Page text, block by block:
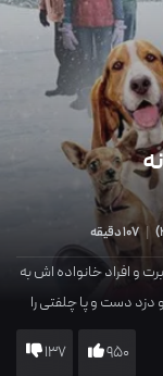
)
| 107 دقیقه
و افراد خانواده اش به
دزد دست و پا چلفتی را
های محله از اختراعات
به خانه وحشت کنند!
950
137